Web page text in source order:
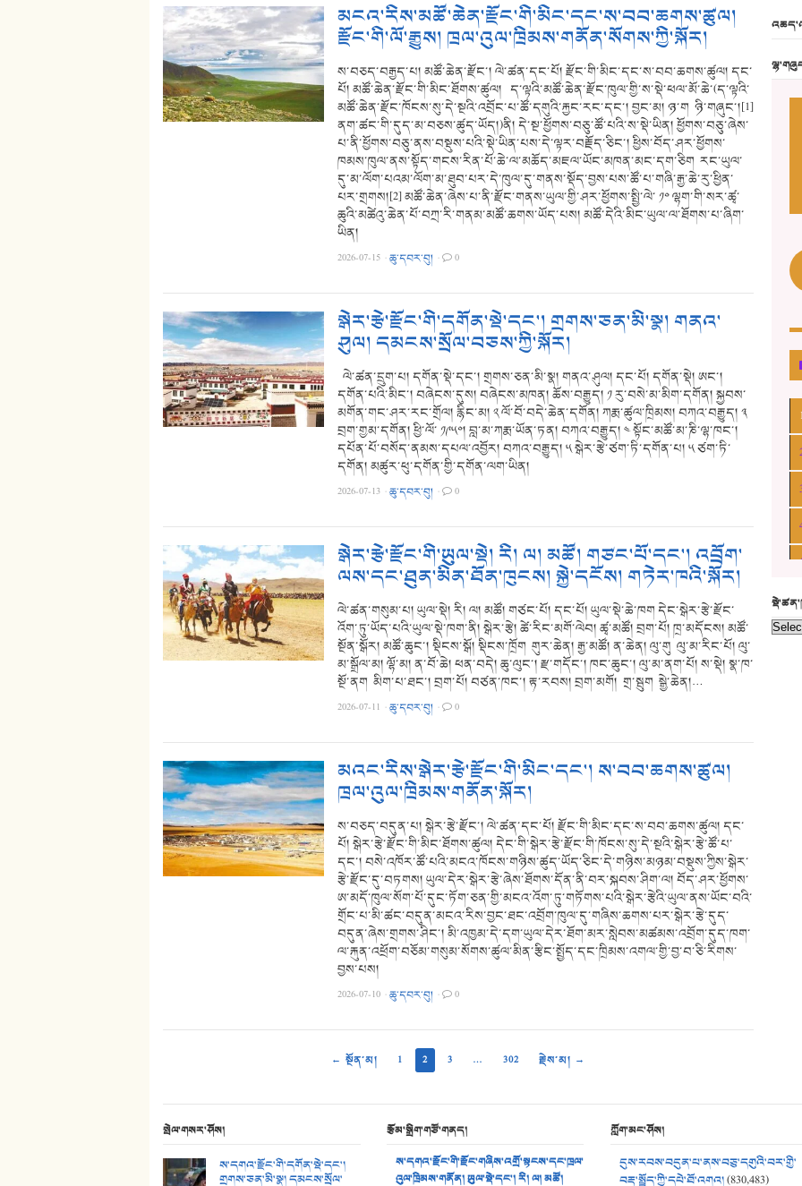
མངའ་རིས་མཚོ་ཆེན་རྫོང་གི་མིང་དང་ས་བབ་ཆགས་ཚུལ།
རྫོང་གི་ལོ་རྒྱུས། ཁྲལ་འུལ་ཁྲིམས་གནོན་སོགས་ཀྱི་སྐོར།
ས་བཅད་བརྒྱད་པ། མཚོ་ཆེན་རྫོང་། ལེ་ཚན་དང་པོ། རྫོང་གི་མིང་དང་ས་བབ་ཆགས་ཚུལ། དང་
པོ། མཚོ་ཆེན་རྫོང་གི་མིང་ཐོགས་ཚུལ། ད་ལྟའི་མཚོ་ཆེན་རྫོང་ཁུལ་གྱི་ས་སྡེ་ཕལ་མོ་ཆེ་(ད་ལྟའི་
མཚོ་ཆེན་རྫོང་ཁོངས་སུ་དེ་སྔའི་འབྲོང་པ་ཚོ་དགུའི་རྐྱང་རང་དང་། བྱང་མ། ཉ་ག ཉི་གཞུང་།[1]
ནག་ཚང་གི་དུད་མ་བཅས་ཚུད་ཡོད།)ནི། དེ་སྔ་ཕྱོགས་བཅུ་ཚོ་པའི་ས་སྡེ་ཡིན། ཕྱོགས་བཅུ་ཞེས་
པ་ནི་ཕྱོགས་བཅུ་ནས་བསྡུས་པའི་སྡེ་ཡིན་པས་དེ་ལྟར་བརྗོད་ཅིང་། ཕྱིས་བོད་ཤར་ཕྱོགས་
ཁམས་ཁུལ་ནས་སྟོད་གངས་རིན་པོ་ཆེ་ལ་མཆོད་མཇལ་ཡོང་མཁན་མང་དག་ཅིག རང་ཡུལ་
དུ་མ་ལོག་པའམ་ལོག་མ་ཐུབ་པར་དེ་ཁུལ་དུ་གནས་སྡོད་བྱས་པས་ཚོ་པ་གཞི་རྒྱ་ཆེ་རུ་ཕྱིན་
པར་གྲགས།[2] མཚོ་ཆེན་ཞེས་པ་ནི་རྫོང་གནས་ཡུལ་གྱི་ཤར་ཕྱོགས་སྤྱི་ལེ་ ༡༠ ལྷག་གི་སར་ཚྭ་
ཆུའི་མཚེའུ་ཆེན་པོ་བཀྲ་རི་གནམ་མཚོ་ཆགས་ཡོད་པས། མཚོ་དེའི་མིང་ཡུལ་ལ་ཐོགས་པ་ཞིག་
ཡིན།
2026-07-15 ·ཆུ་དབར་བུ། · 0
སྒེར་རྩེ་རྫོང་གི་དགོན་སྡེ་དང་། གྲགས་ཅན་མི་སྣ། གནའ་
ཤུལ། དམངས་སྲོལ་བཅས་ཀྱི་སྐོར།
ལེ་ཚན་དྲུག་པ། དགོན་སྡེ་དང་། གྲགས་ཅན་མི་སྣ། གནའ་ཤུལ། དང་པོ། དགོན་སྡེ། ཨང་།
དགོན་པའི་མིང་། བཞེངས་དུས། བཞེངས་མཁན། ཆོས་བརྒྱུད། ༡ རུ་བསེ་མ་མིག་དགོན། སྐྱབས་
མགོན་གང་ཤར་རང་གྲོལ། རྙིང་མ། ༢ ལོ་བོ་བདེ་ཆེན་དགོན། ཀརྨ་ཚུལ་ཁྲིམས། བཀའ་བརྒྱུད། ༣
བྲག་གྱམ་དགོན། ཕྱི་ལོ་ ༡༩༥༠། བླ་མ་ཀརྨ་ཡོན་ཏན། བཀའ་བརྒྱུད། ༤ སྟོང་མཚོ་མ་ཎི་ལྷ་ཁང་།
དཔོན་པོ་བསོད་ནམས་དཔལ་འབྱོར། བཀའ་བརྒྱུད། ༥ སྒེར་རྩེ་ཙག་ཏི་དགོན་པ། ༥ ཙག་ཏི་
དགོན། མཚུར་ཕུ་དགོན་གྱི་དགོན་ལག་ཡིན།
2026-07-13 ·ཆུ་དབར་བུ། · 0
སྒེར་རྩེ་རྫོང་གི་ཡུལ་སྡེ། རི། ལ། མཚོ། གཙང་པོ་དང་། འབྲོག་
ལས་དང་ཐུན་མིན་ཐོན་ཁུངས། སྐྱེ་དངོས། གཏེར་ཁའི་སྐོར།
ལེ་ཚན་གསུམ་པ། ཡུལ་སྡེ། རི། ལ། མཚོ། གཙང་པོ། དང་པོ། ཡུལ་སྡེ་ཆེ་ཁག དེང་སྒེར་རྩེ་རྫོང་
འོག་ཏུ་ཡོད་པའི་ཡུལ་སྡེ་ཁག་ནི། སྒེར་རྩེ། ཚེ་རིང་མགོ་ལེབ། ཚྭ་མཚོ། བྲག་པོ། ཁྲ་མདོངས། མཚོ་
སྔོན་སྒོར། མཚོ་ཆུང་། སྡིངས་སྒོ། སྡིངས་ཁྲོག གུར་ཆེན། རྒྱ་མཚོ། ན་ཆེན། ལུ་གུ ལུ་མ་རིང་པོ། ལུ་
མ་སྒྲོལ་མ། ལྷོ་མ། ན་བོ་ཆེ། ཕན་བདེ། ཆུ་ལུང་། རྫ་གདོང་། ཁང་ཆུང་། ལུ་མ་ནག་པོ། ས་སྡེ། སྣ་ཁ་
སྔོ་ནག མིག་པ་ཐང་། བྲག་པོ། བཙན་ཁང་། རྟ་རབས། བྲག་མགོ། གྲ་སྦུག སྒྱེ་ཆེན།…
2026-07-11 ·ཆུ་དབར་བུ། · 0
མའང་རིས་སྒེར་རྩེ་རྫོང་གི་མིང་དང་། ས་བབ་ཆགས་ཚུལ།
ཁྲལ་འུལ་ཁྲིམས་གནོན་སྐོར།
ས་བཅད་བདུན་པ། སྒེར་རྩེ་རྫོང་། ལེ་ཚན་དང་པོ། རྫོང་གི་མིང་དང་ས་བབ་ཆགས་ཚུལ། དང་
པོ། སྒེར་རྩེ་རྫོང་གི་མིང་ཐོགས་ཚུལ། དེང་གི་སྒེར་རྩེ་རྫོང་གི་ཁོངས་སུ་དེ་སྔའི་སྒེར་རྩེ་ཚོ་པ་
དང་། བསེ་འཁོར་ཚོ་པའི་མངའ་ཁོངས་གཉིས་ཚུད་ཡོད་ཅིང་དེ་གཉིས་མཉམ་བསྡུས་ཀྱིས་སྒེར་
རྩེ་རྫོང་དུ་བཏགས། ཡུལ་དེར་སྒེར་རྩེ་ཞེས་ཐོགས་དོན་ནི་བར་སྐབས་ཤིག་ལ། བོད་ཤར་ཕྱོགས་
ཨ་མདོ་ཁུལ་སོག་པོ་དུང་ཏོག་ཅན་གྱི་མངའ་འོག་ཏུ་གཏོགས་པའི་སྒེར་རྩེའི་ཡུལ་ནས་ཡོང་བའི་
གྲོང་པ་མི་ཚང་བདུན་མངའ་རིས་བྱང་ཐང་འབྲོག་ཁུལ་དུ་གཞིས་ཆགས་པར་སྒེར་རྩེ་དུད་
བདུན་ཞེས་གྲགས་ཤིང་། མི་འཁྱམ་དེ་དག་ཡུལ་དེར་ཐོག་མར་སླེབས་མཚམས་འབྲོག་དུད་ཁག་
ལ་རྐུན་འཕྲོག་བཅོམ་གསུམ་སོགས་ཚུལ་མིན་རྩིང་སྤྱོད་དང་ཁྲིམས་འགལ་གྱི་བྱ་བ་ཅི་རིགས་
བྱས་པས།
2026-07-10 ·ཆུ་དབར་བུ། · 0
← སྔོན་མ། 1 2 3 … 302 རྗེས་མ། →
སྤེལ་གསར་ཤོས།
ས་དགའ་རྫོང་གི་དགོན་སྡེ་དང་།
གྲགས་ཅན་མི་སྣ། དམངས་སྲོལ་
རྩོམ་སྒྲིག་གཙོ་གནད།
ས་དགའ་རྫོང་གི་རྫོང་གཞིས་འགྲོ་སྟངས་དང་ཁྲལ་
འུལ་ཁྲིམས་གནོན། ཡུལ་སྡེ་དང་། རི། ལ། མཚོ།
ཀློག་མང་ཤོས།
དུས་རབས་བདུན་པ་ནས་བཅུ་དགུའི་བར་གྱི་
བརྡ་སྤྲོད་ཀྱི་དཔེ་ཐོ་འགའ།(830,483)